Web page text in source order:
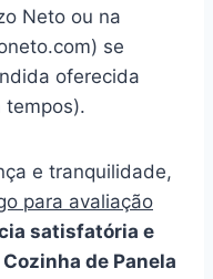
Neto ou na
se
oferecida
tempos).
e tranquilidade,
para avaliação
satisfatória e
de Panela